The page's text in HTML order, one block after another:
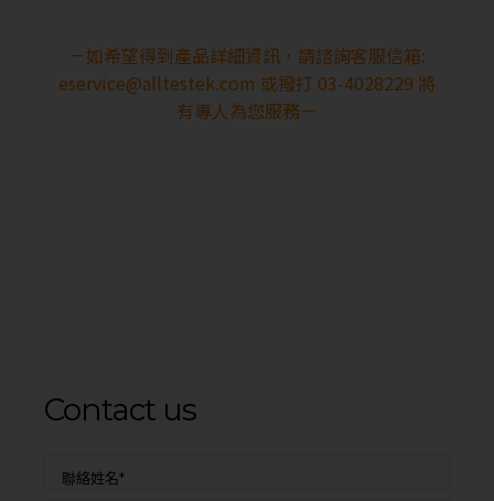
－如希望得到產品詳細資訊，請諮詢客服信箱:
eservice@alltestek.com 或撥打 03-4028229 將
有專人為您服務－
Contact us